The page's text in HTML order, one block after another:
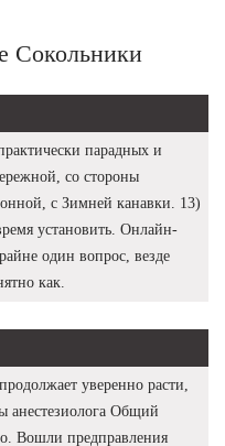
Сокольники
парадных и
со стороны
с Зимней канавки. 13)
установить. Онлайн-
один вопрос, везде
как.
уверенно расти,
анестезиолога Общий
Вошли предправления